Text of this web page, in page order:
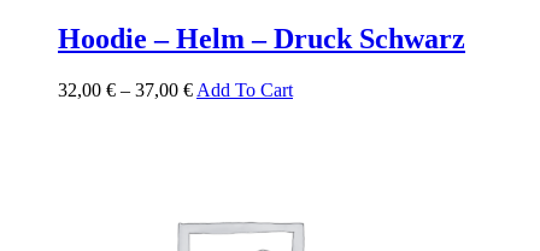
Hoodie – Helm – Druck Schwarz
32,00 € – 37,00 € Add To Cart